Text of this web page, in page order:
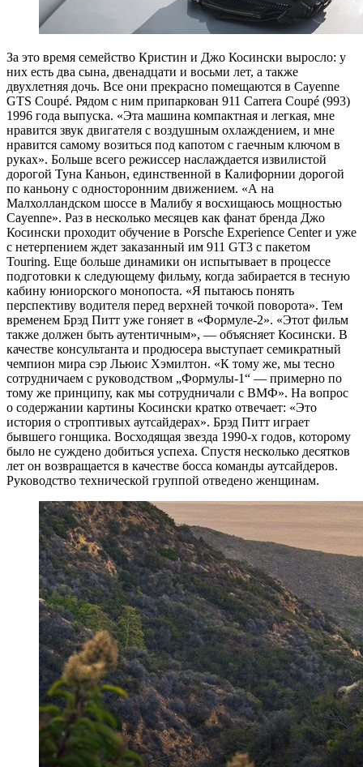
За это время семейство Кристин и Джо Косински выросло: у
них есть два сына, двенадцати и восьми лет, а также
двухлетняя дочь. Все они прекрасно помещаются в Cayenne
GTS Coupé. Рядом с ним припаркован 911 Carrera Coupé (993)
1996 года выпуска. «Эта машина компактная и легкая, мне
нравится звук двигателя с воздушным охлаждением, и мне
нравится самому возиться под капотом с гаечным ключом в
руках». Больше всего режиссер наслаждается извилистой
дорогой Туна Каньон, единственной в Калифорнии дорогой
по каньону с односторонним движением. «А на
Малхолландском шоссе в Малибу я восхищаюсь мощностью
Cayenne». Раз в несколько месяцев как фанат бренда Джо
Косински проходит обучение в Porsche Experience Center и уже
с нетерпением ждет заказанный им 911 GT3 с пакетом
Touring. Еще больше динамики он испытывает в процессе
подготовки к следующему фильму, когда забирается в тесную
кабину юниорского монопоста. «Я пытаюсь понять
перспективу водителя перед верхней точкой поворота». Тем
временем Брэд Питт уже гоняет в «Формуле-2». «Этот фильм
также должен быть аутентичным», — объясняет Косински. В
качестве консультанта и продюсера выступает семикратный
чемпион мира сэр Льюис Хэмилтон. «К тому же, мы тесно
сотрудничаем с руководством „Формулы-1“ — примерно по
тому же принципу, как мы сотрудничали с ВМФ». На вопрос
о содержании картины Косински кратко отвечает: «Это
история о строптивых аутсайдерах». Брэд Питт играет
бывшего гонщика. Восходящая звезда 1990-х годов, которому
было не суждено добиться успеха. Спустя несколько десятков
лет он возвращается в качестве босса команды аутсайдеров.
Руководство технической группой отведено женщинам.